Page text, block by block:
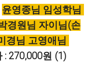
윤영종님 임성학님
경원님 자이님(손
경님 고영애님
: 270,000원 (1)